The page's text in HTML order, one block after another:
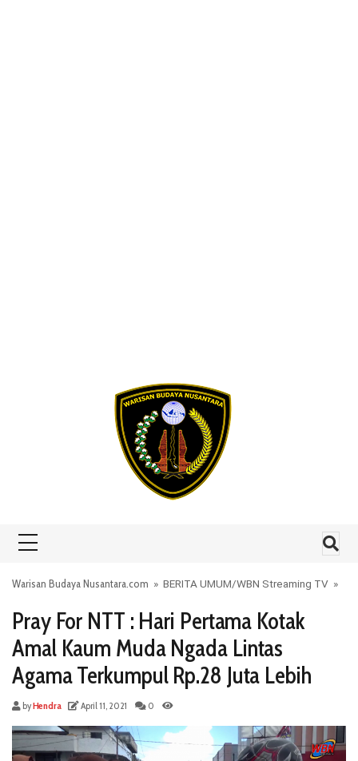
Warisan Budaya Nusantara.com » BERITA UMUM/WBN Streaming TV »
Pray For NTT : Hari Pertama Kotak
Amal Kaum Muda Ngada Lintas
Agama Terkumpul Rp.28 Juta Lebih
byHendra April 11, 2021 0